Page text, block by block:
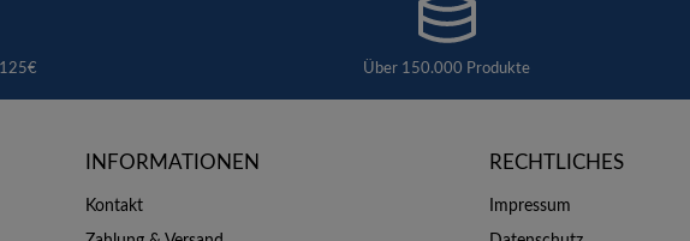
Über 150.000 Produkte
INFORMATIONEN
Kontakt
RECHTLICHES
Impressum